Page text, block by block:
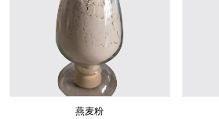
燕麦粉